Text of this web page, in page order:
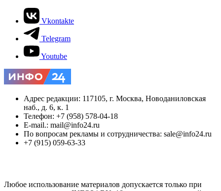
Vkontakte
Telegram
Youtube
Адрес редакции: 117105, г. Москва, Новоданиловская
наб., д. 6, к. 1
Телефон: +7 (958) 578-04-18
E-mail.: mail@info24.ru
По вопросам рекламы и сотрудничества: sale@info24.ru
+7 (915) 059-63-33
Любое использование материалов допускается только при